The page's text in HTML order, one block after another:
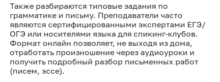
Также разбираются типовые задания по
грамматике и письму. Преподаватели часто
являются сертифицированными экспертами ЕГЭ/
ОГЭ или носителями языка для спикинг-клубов.
Формат онлайн позволяет, не выходя из дома,
отработать произношение через аудиоуроки и
получить подробный разбор письменных работ
(писем, эссе).